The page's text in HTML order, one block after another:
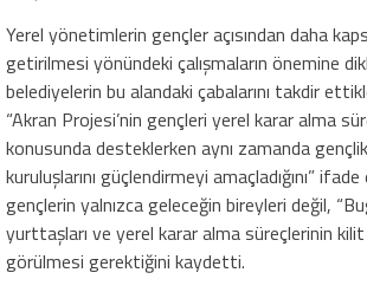
Yerel yönetimlerin gençler açısından daha
getirilmesi yönündeki çalışmaların önemine
belediyelerin bu alandaki çabalarını takdir
“Akran Projesi’nin gençleri yerel karar alma
konusunda desteklerken aynı zamanda
kuruluşlarını güçlendirmeyi amaçladığını”
gençlerin yalnızca geleceğin bireyleri değil,
yurttaşları ve yerel karar alma süreçlerinin kilit
görülmesi gerektiğini kaydetti.